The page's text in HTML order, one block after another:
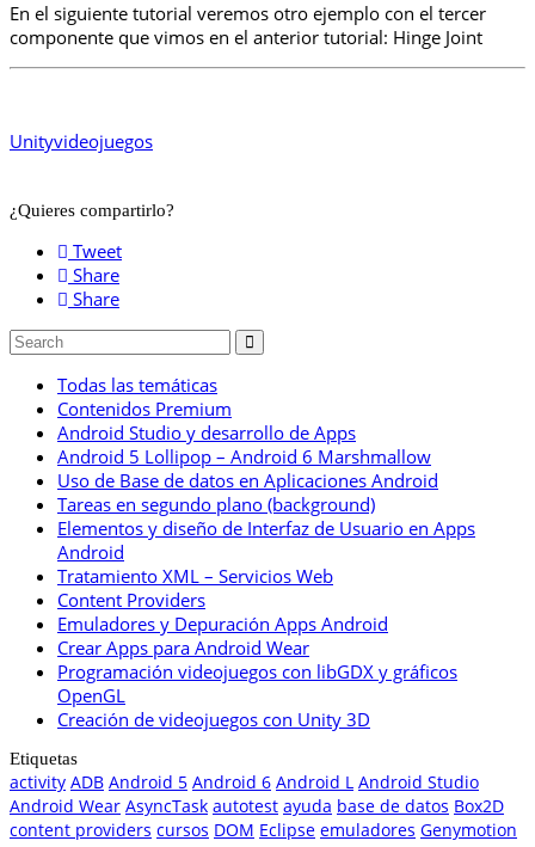
En el siguiente tutorial veremos otro ejemplo con el tercer
componente que vimos en el anterior tutorial: Hinge Joint
Unityvideojuegos
¿Quieres compartirlo?
Tweet
Share
Share
Todas las temáticas
Contenidos Premium
Android Studio y desarrollo de Apps
Android 5 Lollipop – Android 6 Marshmallow
Uso de Base de datos en Aplicaciones Android
Tareas en segundo plano (background)
Elementos y diseño de Interfaz de Usuario en Apps
Android
Tratamiento XML – Servicios Web
Content Providers
Emuladores y Depuración Apps Android
Crear Apps para Android Wear
Programación videojuegos con libGDX y gráficos
OpenGL
Creación de videojuegos con Unity 3D
Etiquetas
activity ADB Android 5 Android 6 Android L Android Studio
Android Wear AsyncTask autotest ayuda base de datos Box2D
content providers cursos DOM Eclipse emuladores Genymotion